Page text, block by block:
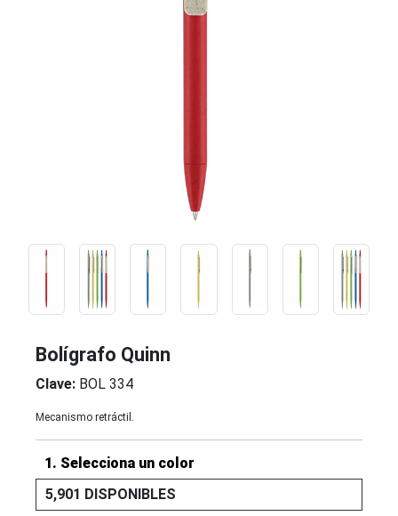
Bolígrafo Quinn
Clave: BOL 334
Mecanismo retráctil.
1. Selecciona un color
5,901 DISPONIBLES